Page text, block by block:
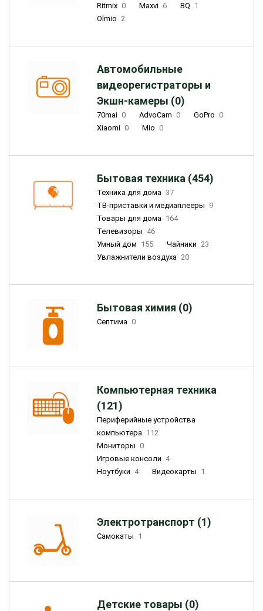
Ritmix 0 Maxvi 6 BQ 1
Olmio 2
Автомобильные
видеорегистраторы и
Экшн-камеры (0)
70mai 0 AdvoCam 0 GoPro 0
Xiaomi 0 Mio 0
Бытовая техника (454)
Техника для дома 37
ТВ-приставки и медиаплееры 9
Товары для дома 164
Телевизоры 46
Умный дом 155 Чайники 23
Увлажнители воздуха 20
Бытовая химия (0)
Септима 0
Компьютерная техника
(121)
Периферийные устройства
компьютера 112
Мониторы 0
Игровые консоли 4
Ноутбуки 4 Видеокарты 1
Электротранспорт (1)
Самокаты 1
Детские товары (0)